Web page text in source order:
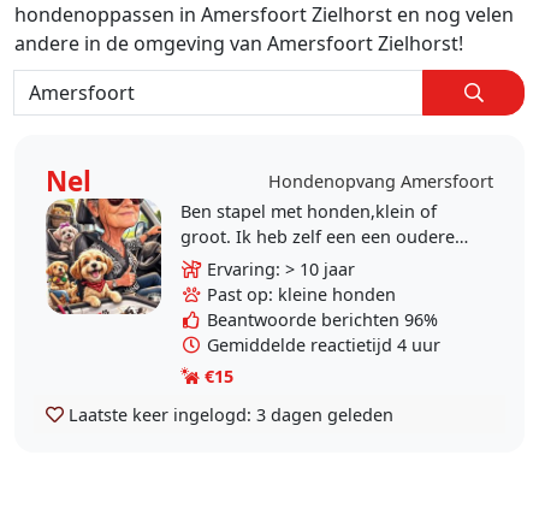
hondenoppassen in Amersfoort Zielhorst en nog velen
andere in de omgeving van Amersfoort Zielhorst!
Nel
Hondenopvang Amersfoort
Ben stapel met honden,klein of
groot. Ik heb zelf een een oudere
shihtsu,die ook andere honden
gewend is. Ikzelf wandel
graag,meestal op..
Ervaring: > 10 jaar
Past op: kleine honden
Beantwoorde berichten 96%
Gemiddelde reactietijd 4 uur
€15
Laatste keer ingelogd: 3 dagen geleden